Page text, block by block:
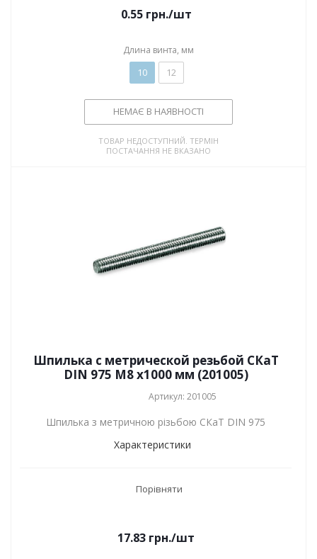
0.55грн./шт
Длина винта, мм
10 12
НЕМАЄ В НАЯВНОСТІ
ТОВАР НЕДОСТУПНИЙ. ТЕРМІН
ПОСТАЧАННЯ НЕ ВКАЗАНО
Шпилька с метрической резьбой СКаТ
DIN 975 M8 х1000 мм (201005)
Артикул: 201005
Шпилька з метричною різьбою СКаТ DIN 975
Характеристики
Порівняти
17.83 грн./шт